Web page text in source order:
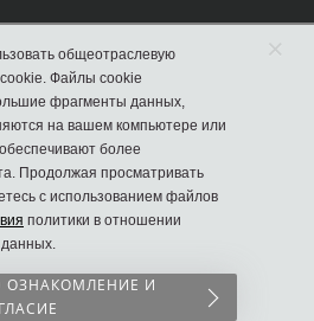
д.50, стр. 2, оф. 30
общеотраслевую
Файлы cookie
фрагменты данных,
на вашем компьютере или
более
Продолжая просматривать
с использованием файлов
политики в отношении
×
И